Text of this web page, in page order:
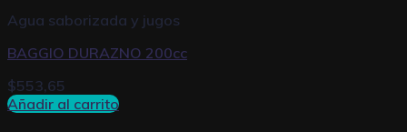
Agua saborizada y jugos
BAGGIO DURAZNO 200cc
$553,65
Añadir al carrito